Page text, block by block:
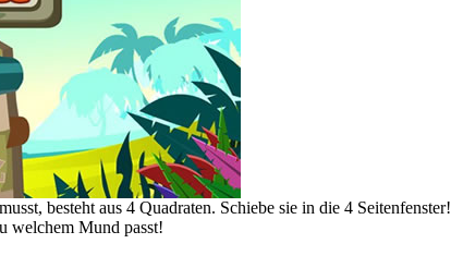
besteht aus 4 Quadraten. Schiebe sie in die 4 Seitenfenster!
welchem Mund passt!